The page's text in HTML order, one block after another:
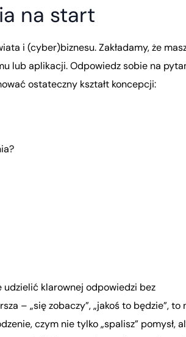
na start
i (cyber)biznesu. Zakładamy, że
lub aplikacji. Odpowiedz sobie na
ostateczny kształt koncepcji:
klarownej odpowiedzi bez
– „się zobaczy”, „jakoś to będzie”, to
czym nie tylko „spalisz” pomysł,